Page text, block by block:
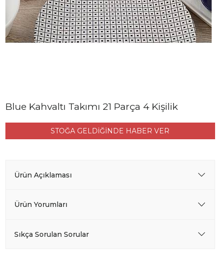
Blue Kahvaltı Takımı 21 Parça 4 Kişilik
STOĞA GELDİĞİNDE HABER VER
Ürün Açıklaması
Ürün Yorumları
Sıkça Sorulan Sorular